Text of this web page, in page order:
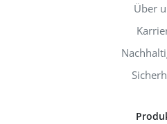
Über